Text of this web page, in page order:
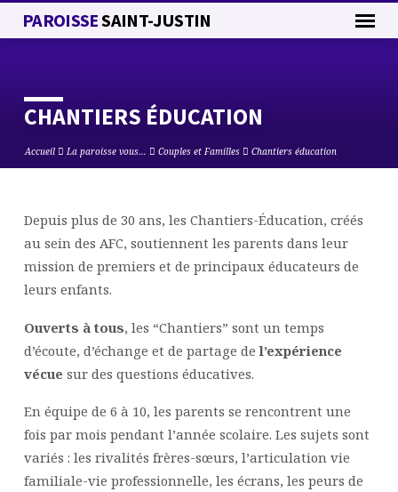
PAROISSESAINT-JUSTIN
CHANTIERS ÉDUCATION
Accueil La paroisse vous… Couples et Familles Chantiers éducation
CHANTIERS
ÉDUCATION
Depuis plus de 30 ans, les Chantiers-Éducation, créés
au sein des AFC, soutiennent les parents dans leur
mission de premiers et de principaux éducateurs de
leurs enfants.
Ouverts à tous, les “Chantiers” sont un temps
d’écoute, d’échange et de partage del’expérience
vécue sur des questions éducatives.
En équipe de 6 à 10, les parents se rencontrent une
fois par mois pendant l’année scolaire. Les sujets sont
variés : les rivalités frères-sœurs, l’articulation vie
familiale-vie professionnelle, les écrans, les peurs de